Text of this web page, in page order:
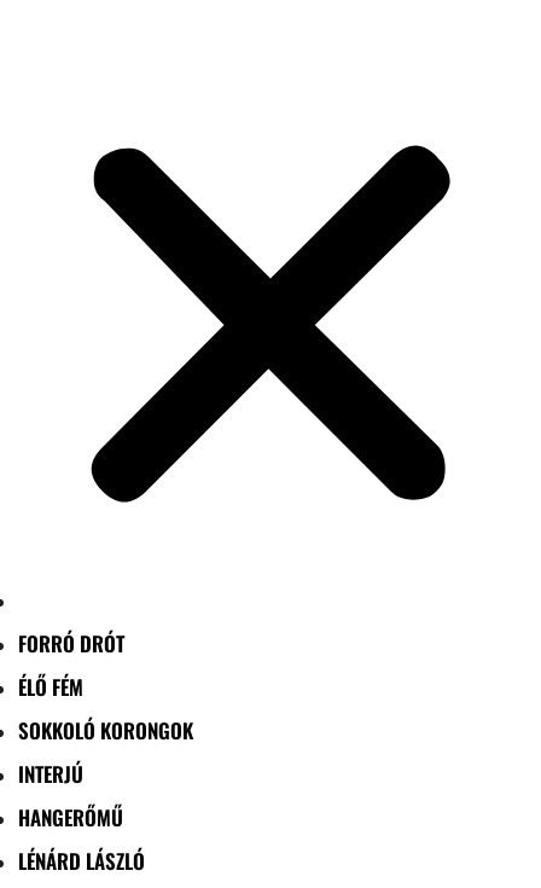
FORRÓ DRÓT
ÉLŐ FÉM
SOKKOLÓ KORONGOK
INTERJÚ
HANGERŐMŰ
LÉNÁRD LÁSZLÓ